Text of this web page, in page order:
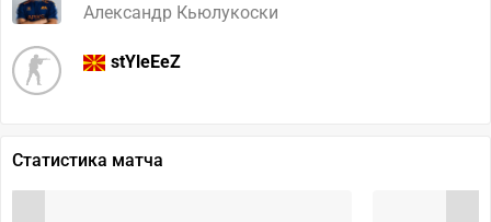
Александр Кьюлукоски
stYleEeZ
Статистика матча